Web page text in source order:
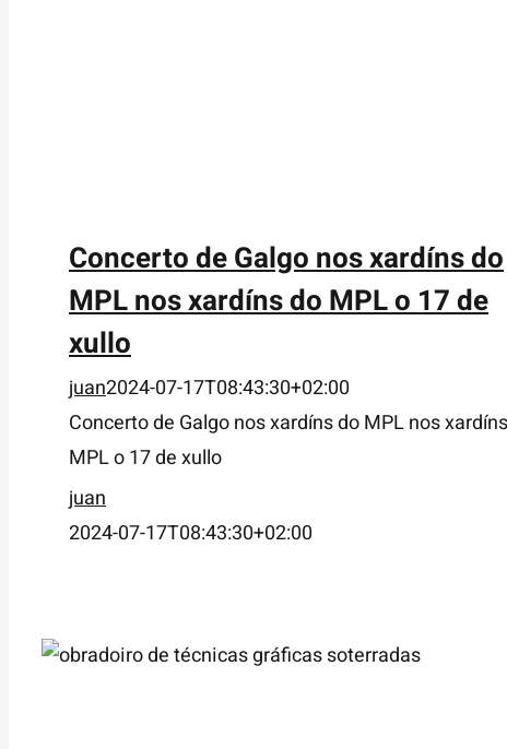
Concerto de Galgo nos xardíns do
MPL nos xardíns do MPL o 17 de
xullo
juan2024-07-17T08:43:30+02:00
Concerto de Galgo nos xardíns do MPL nos
MPL o 17 de xullo
juan
2024-07-17T08:43:30+02:00